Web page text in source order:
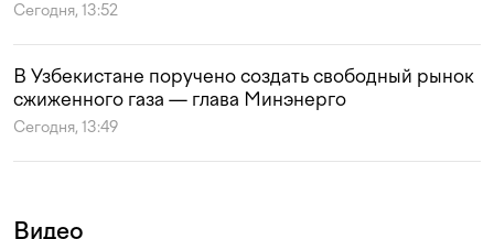
Сегодня, 13:52
В Узбекистане поручено создать свободный рынок
сжиженного газа — глава Минэнерго
Сегодня, 13:49
Видео